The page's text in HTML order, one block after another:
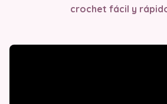
crochet fácil y